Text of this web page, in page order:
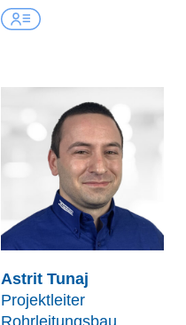
Astrit Tunaj
Projektleiter
Rohrleitungsbau